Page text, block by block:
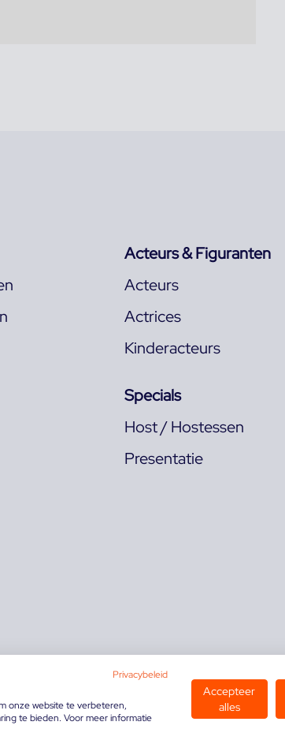
Acteurs & Figuranten
Acteurs
Actrices
Kinderacteurs
Specials
Host / Hostessen
Presentatie
Privacybeleid
onze website te verbeteren,
te bieden. Voor meer informatie
Accepteer
alles